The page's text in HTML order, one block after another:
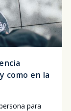
como en la
para